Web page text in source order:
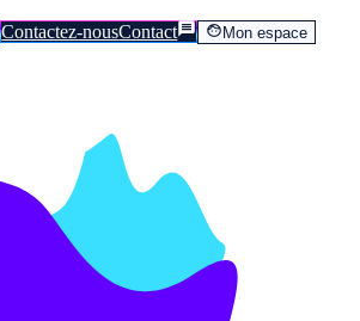
Contactez-nousContact Mon espace